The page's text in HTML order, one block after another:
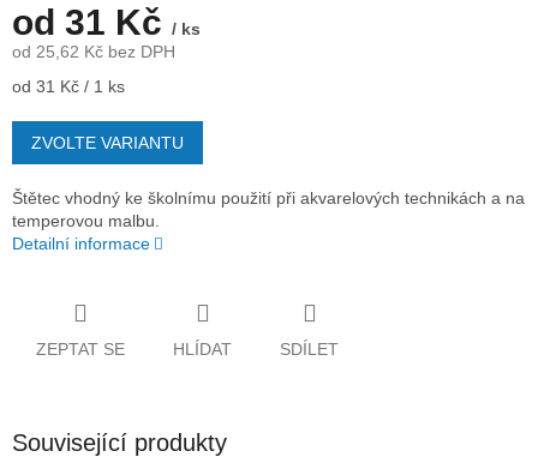
od 31 Kč / ks
od 25,62 Kč bez DPH
Měrná
od 31 Kč / 1 ks
ZVOLTE VARIANTU
Štětec vhodný ke školnímu použití při akvarelových technikách a na
temperovou malbu.
Detailní informace
ZEPTAT SE HLÍDAT SDÍLET
Související produkty